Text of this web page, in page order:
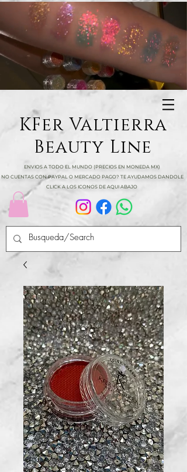
KFer Valtierra
Beauty Line
ENVIOS A TODO EL MUNDO (PRECIOS EN MONEDA MX)
NO CUENTAS CON PAYPAL O MERCADO PAGO? TE AYUDAMOS DANDOLE
CLICK A LOS ICONOS DE AQUI ABAJO